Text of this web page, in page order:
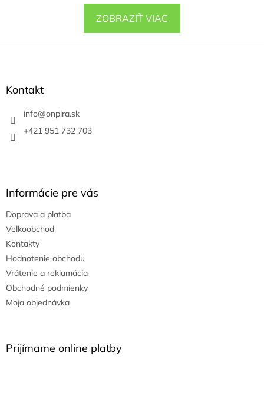
ZOBRAZIŤ VIAC
Z
Kontakt
info@onpira.sk
+421 951 732 703
Informácie pre vás
Doprava a platba
Veľkoobchod
Kontakty
Hodnotenie obchodu
Vrátenie a reklamácia
Obchodné podmienky
Moja objednávka
Prijímame online platby